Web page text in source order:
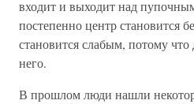
входит и выходит над
постепенно центр становится
становится слабым, потому что
него.
В прошлом люди нашли